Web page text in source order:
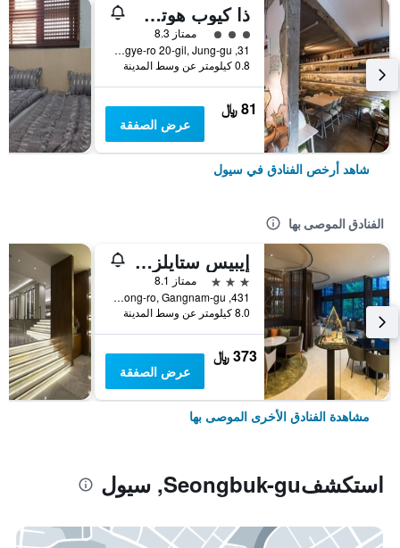
ذا كيوب هوتل - دار ضيافة
تقييم فئة 3ممتاز 8.3
31, Toegye-ro 20-gil, Jung-gu, سيول, كوريا الجنوبية
0.8 كيلومتر عن وسط المدينة
81 ﷼
عرض الصفقة
شاهد أرخص الفنادق في سيول
الفنادق الموصى بها
إيبيس ستايلز أمباسادور سيول غانغنام
3 نجوم
ممتاز 8.1
431, Samseong-ro, Gangnam-gu, سيول, كوريا الجنوبية
8.0 كيلومتر عن وسط المدينة
373 ﷼
عرض الصفقة
مشاهدة الفنادق الأخرى الموصى بها
استكشفSeongbuk-gu, سيول